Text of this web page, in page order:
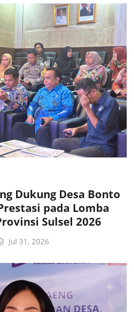
Dukung Desa Bonto
pada Lomba
Sulsel 2026
Jul 31, 2026